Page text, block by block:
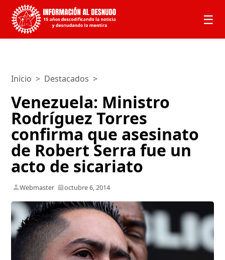
☰
Inicio > Destacados >
Venezuela: Ministro
Rodríguez Torres
confirma que asesinato
de Robert Serra fue un
acto de sicariato
Webmaster octubre 6, 2014